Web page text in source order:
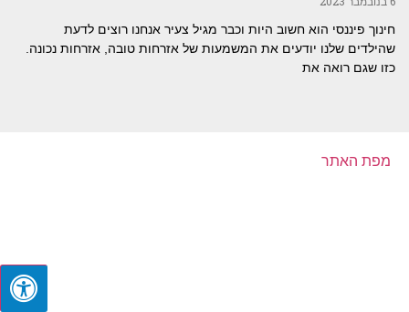
חינוך פיננסי הוא חשוב היות וכבר מגיל צעיר אנחנו רוצים לדעת
שהילדים שלנו יודעים את המשמעות של אזרחות טובה, אזרחות נכונה.
כזו שגם רואה את
מפת האתר